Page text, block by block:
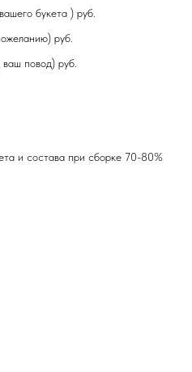
букета ) руб.
руб.
повод) руб.
и состава при сборке 70-80%